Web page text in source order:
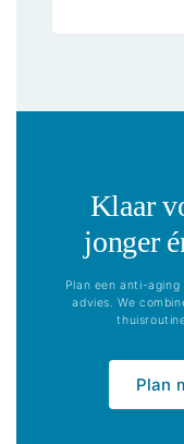
Klaar
jonger
Plan een anti-
advies. We
Plan